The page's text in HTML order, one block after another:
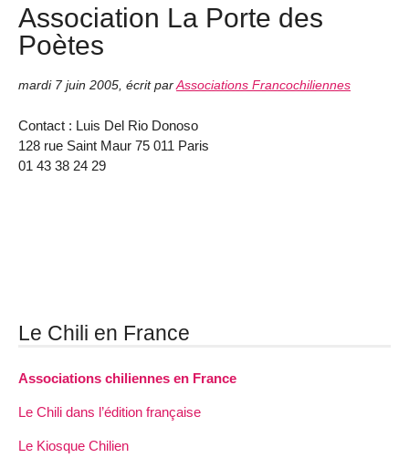
Association La Porte des
Poètes
mardi 7 juin 2005, écrit parAssociations Francochiliennes
Contact : Luis Del Rio Donoso
128 rue Saint Maur 75 011 Paris
01 43 38 24 29
Le Chili en France
Associations chiliennes en France
Le Chili dans l’édition française
Le Kiosque Chilien